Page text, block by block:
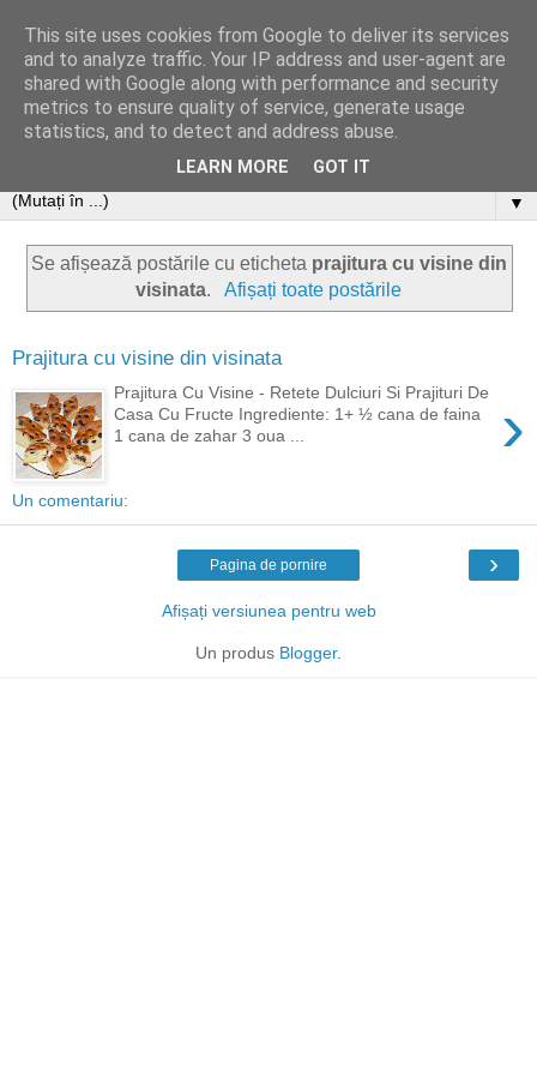
▼
Se afișează postările cu eticheta prajitura cu visine din
visinata. Afișați toate postările
Prajitura cu visine din visinata
›
Prajitura Cu Visine - Retete Dulciuri Si Prajituri De
Casa Cu Fructe Ingrediente: 1+ ½ cana de faina
1 cana de zahar 3 oua ...
Un comentariu:
›
Pagina de pornire
Afișați versiunea pentru web
Un produs Blogger.
This site uses cookies from Google to deliver its services
and to analyze traffic. Your IP address and user-agent are
shared with Google along with performance and security
metrics to ensure quality of service, generate usage
statistics, and to detect and address abuse.
LEARN MORE GOT IT